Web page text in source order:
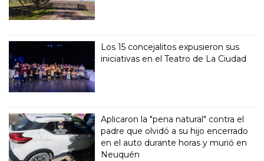
Los 15 concejalitos expusieron sus
iniciativas en el Teatro de La Ciudad
Aplicaron la "pena natural" contra el
padre que olvidó a su hijo encerrado
en el auto durante horas y murió en
Neuquén